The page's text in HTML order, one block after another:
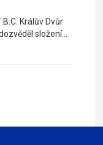
Králův Dvůr
složení…